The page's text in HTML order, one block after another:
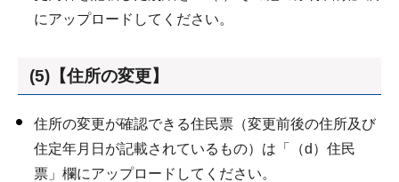
にアップロードしてください。
(5)【住所の変更】
住所の変更が確認できる住民票（変更前後の住所及び
住定年月日が記載されているもの）は「（d）住民
票」欄にアップロードしてください。